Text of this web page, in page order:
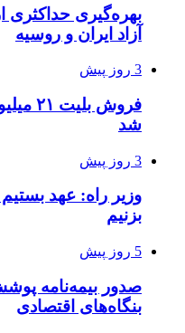
بهره‌گیری حداکثری
آزاد ایران و روسیه
3 روز پیش
فروش
شد
3 روز پیش
وزیر راه: عهد
بزنیم
5 روز پیش
صدور بیمه‌نامه
بنگاه‌های اقتصادی